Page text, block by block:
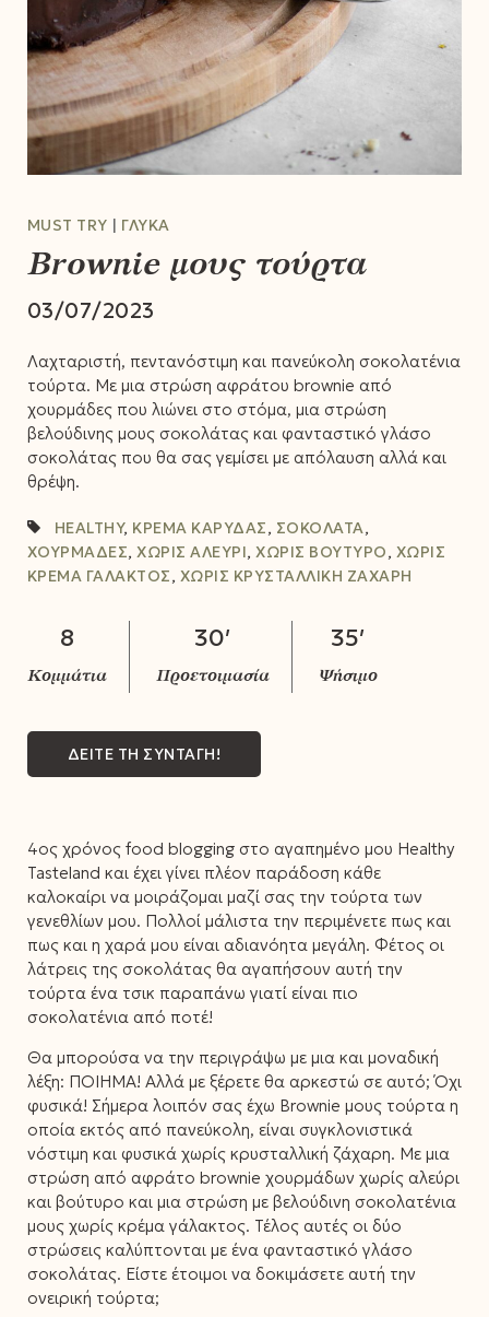
MUST TRY ΓΛΥΚΆ
Brownie μους τούρτα
03/07/2023
Λαχταριστή, πεντανόστιμη και πανεύκολη σοκολατένια
τούρτα. Με μια στρώση αφράτου brownie από
χουρμάδες που λιώνει στο στόμα, μια στρώση
βελούδινης μους σοκολάτας και φανταστικό γλάσο
σοκολάτας που θα σας γεμίσει με απόλαυση αλλά και
θρέψη.
HEALTHY, ΚΡΈΜΑ ΚΑΡΎΔΑΣ, ΣΟΚΟΛΆΤΑ,
ΧΟΥΡΜΆΔΕΣ, ΧΩΡΊΣ ΑΛΕΎΡΙ, ΧΩΡΊΣ ΒΟΎΤΥΡΟ, ΧΩΡΊΣ
ΚΡΈΜΑ ΓΆΛΑΚΤΟΣ, ΧΩΡΊΣ ΚΡΥΣΤΑΛΛΙΚΉ ΖΆΧΑΡΗ
8 30′ 35′
ΔΕΙΤΕ ΤΗ ΣΥΝΤΑΓΗ!
4ος χρόνος food blogging στο αγαπημένο μου Healthy
Tasteland και έχει γίνει πλέον παράδοση κάθε
καλοκαίρι να μοιράζομαι μαζί σας την τούρτα των
γενεθλίων μου. Πολλοί μάλιστα την περιμένετε πως και
πως και η χαρά μου είναι αδιανόητα μεγάλη. Φέτος οι
λάτρεις της σοκολάτας θα αγαπήσουν αυτή την
τούρτα ένα τσικ παραπάνω γιατί είναι πιο
σοκολατένια από ποτέ!
Θα μπορούσα να την περιγράψω με μια και μοναδική
λέξη: ΠΟΙΗΜΑ! Αλλά με ξέρετε θα αρκεστώ σε αυτό; Όχι
φυσικά! Σήμερα λοιπόν σας έχω Brownie μους τούρτα η
οποία εκτός από πανεύκολη, είναι συγκλονιστικά
νόστιμη και φυσικά χωρίς κρυσταλλική ζάχαρη. Με μια
στρώση από αφράτο brownie χουρμάδων χωρίς αλεύρι
και βούτυρο και μια στρώση με βελούδινη σοκολατένια
μους χωρίς κρέμα γάλακτος. Τέλος αυτές οι δύο
στρώσεις καλύπτονται με ένα φανταστικό γλάσο
σοκολάτας. Είστε έτοιμοι να δοκιμάσετε αυτή την
ονειρική τούρτα;